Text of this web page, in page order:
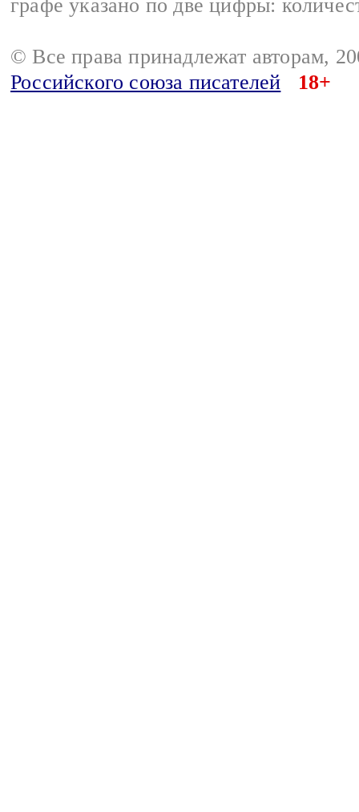
графе указано по две цифры:
© Все права принадлежат авторам,
Российского союза писателей
18+